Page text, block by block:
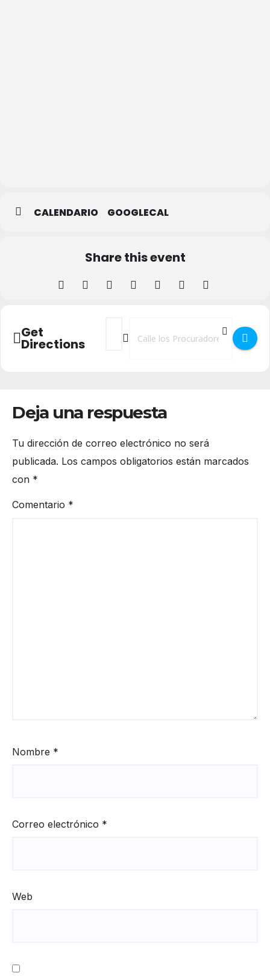
CALENDARIO GOOGLECAL
Share this event
Get
Directions
Address - Recital 'Negritud' en Biblioteca
Destination Address - Recital
Deja una respuesta
Tu dirección de correo electrónico no será
publicada. Los campos obligatorios están marcados
con *
Comentario *
Nombre *
Correo electrónico *
Web